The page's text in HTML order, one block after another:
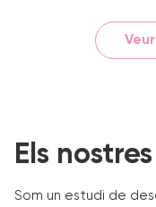
Els
Som un estudi de